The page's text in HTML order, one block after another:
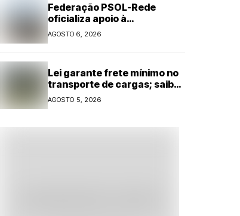
Federação PSOL-Rede
oficializa apoio à
candidatura de Lula à
reeleição
AGOSTO 6, 2026
Lei garante frete mínimo no
transporte de cargas; saiba
o que muda
AGOSTO 5, 2026